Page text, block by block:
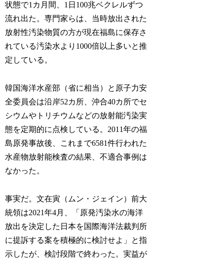
状態で1カ月間、1日100兆ベクレルずつ
流れ出た。専門家らは、当時放出された
放射性汚染物質の方が現在福島に保存さ
れている汚染水より1000倍以上多いと推
定している。
韓国海洋水産部（省に相当）と原子力安
全委員会は沿岸52カ所、沖合40カ所でセ
シウムやトリチウムなどの放射能汚染実
態を定期的に点検している。2011年の福
島原発事故後、これまで6581件行われた
水産物放射能検査の結果、不適合事例は
なかった。
事実だ。文在寅（ムン・ジェイン）前大
統領は2021年4月、「原発汚染水の海洋
放出を決定した日本を国際海洋法裁判所
に提訴する案を積極的に検討せよ」と指
示したが、検討段階で終わった。実益が